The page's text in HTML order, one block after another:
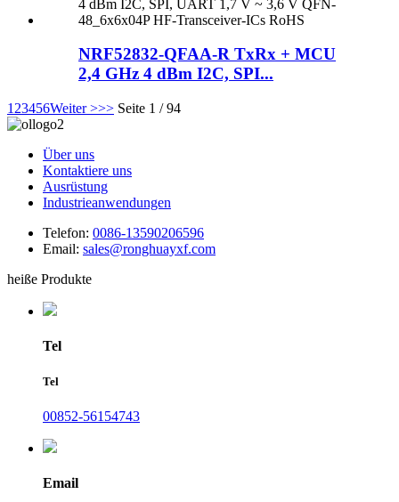
NRF52832-QFAA-R TxRx + MCU
2,4 GHz 4 dBm I2C, SPI...
1 23456Weiter >>> Seite 1 / 94
Über uns
Kontaktiere uns
Ausrüstung
Industrieanwendungen
Telefon: 0086-13590206596
Email: sales@ronghuayxf.com
heiße Produkte
Tel
Tel
00852-56154743
Email